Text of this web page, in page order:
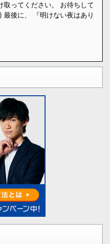
取ってください。 お待ちして
後に、 『明けない夜はあり